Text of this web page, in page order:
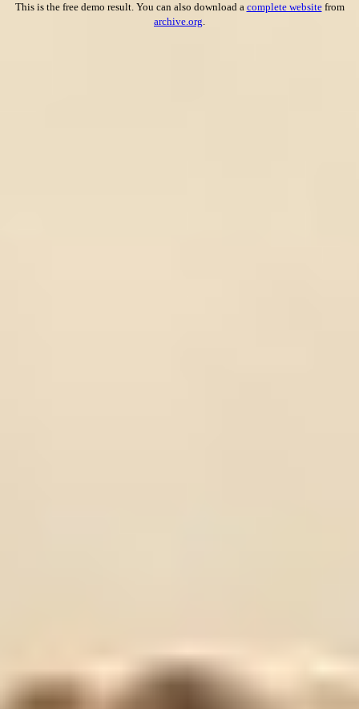
This is the free demo result. You can also download a complete websitefrom
archive.org.